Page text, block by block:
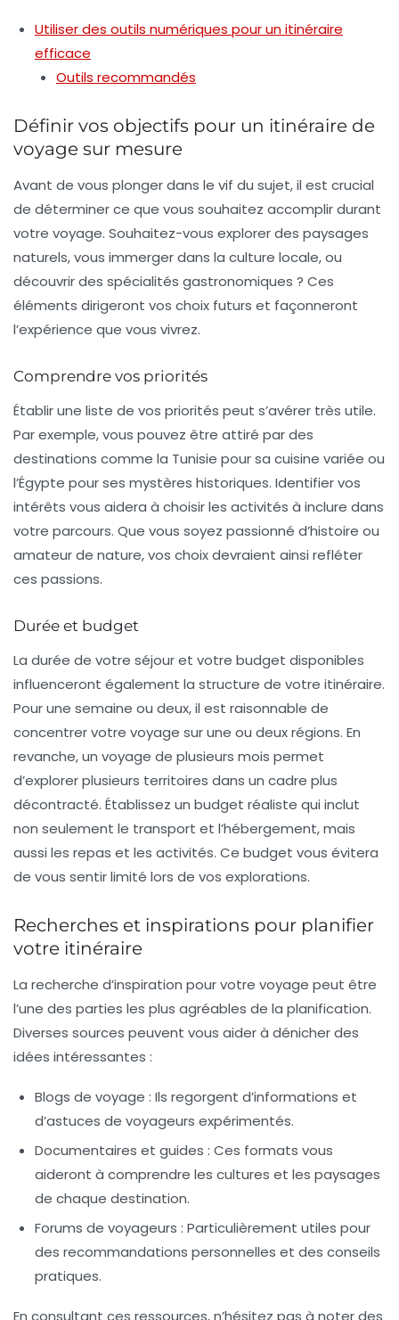
Utiliser des outils numériques pour un itinéraire
efficace
Outils recommandés
Définir vos objectifs pour un itinéraire de
voyage sur mesure
Avant de vous plonger dans le vif du sujet, il est crucial
de déterminer ce que vous souhaitez accomplir durant
votre voyage. Souhaitez-vous explorer des paysages
naturels, vous immerger dans la culture locale, ou
découvrir des spécialités gastronomiques ? Ces
éléments dirigeront vos choix futurs et façonneront
l’expérience que vous vivrez.
Comprendre vos priorités
Établir une liste de vos priorités peut s’avérer très utile.
Par exemple, vous pouvez être attiré par des
destinations comme la Tunisie pour sa cuisine variée ou
l’Égypte pour ses mystères historiques. Identifier vos
intérêts vous aidera à choisir les activités à inclure dans
votre parcours. Que vous soyez passionné d’histoire ou
amateur de nature, vos choix devraient ainsi refléter
ces passions.
Durée et budget
La durée de votre séjour et votre budget disponibles
influenceront également la structure de votre itinéraire.
Pour une semaine ou deux, il est raisonnable de
concentrer votre voyage sur une ou deux régions. En
revanche, un voyage de plusieurs mois permet
d’explorer plusieurs territoires dans un cadre plus
décontracté. Établissez un budget réaliste qui inclut
non seulement le transport et l’hébergement, mais
aussi les repas et les activités. Ce budget vous évitera
de vous sentir limité lors de vos explorations.
Recherches et inspirations pour planifier
votre itinéraire
La recherche d’inspiration pour votre voyage peut être
l’une des parties les plus agréables de la planification.
Diverses sources peuvent vous aider à dénicher des
idées intéressantes :
Blogs de voyage : Ils regorgent d’informations et
d’astuces de voyageurs expérimentés.
Documentaires et guides : Ces formats vous
aideront à comprendre les cultures et les paysages
de chaque destination.
Forums de voyageurs : Particulièrement utiles pour
des recommandations personnelles et des conseils
pratiques.